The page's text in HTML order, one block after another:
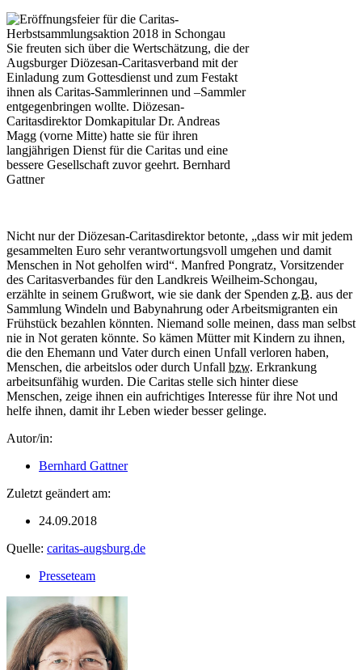
Sie freuten sich über die Wertschätzung, die der
Augsburger Diözesan-Caritasverband mit der
Einladung zum Gottesdienst und zum Festakt
ihnen als Caritas-Sammlerinnen und –Sammler
entgegenbringen wollte. Diözesan-
Caritasdirektor Domkapitular Dr. Andreas
Magg (vorne Mitte) hatte sie für ihren
langjährigen Dienst für die Caritas und eine
bessere Gesellschaft zuvor geehrt. Bernhard
Gattner
Nicht nur der Diözesan-Caritasdirektor betonte, „dass wir mit jedem
gesammelten Euro sehr verantwortungsvoll umgehen und damit
Menschen in Not geholfen wird“. Manfred Pongratz, Vorsitzender
des Caritasverbandes für den Landkreis Weilheim-Schongau,
erzählte in seinem Grußwort, wie sie dank der Spenden z.B. aus der
Sammlung Windeln und Babynahrung oder Arbeitsmigranten ein
Frühstück bezahlen könnten. Niemand solle meinen, dass man selbst
nie in Not geraten könnte. So kämen Mütter mit Kindern zu ihnen,
die den Ehemann und Vater durch einen Unfall verloren haben,
Menschen, die arbeitslos oder durch Unfall bzw. Erkrankung
arbeitsunfähig wurden. Die Caritas stelle sich hinter diese
Menschen, zeige ihnen ein aufrichtiges Interesse für ihre Not und
helfe ihnen, damit ihr Leben wieder besser gelinge.
Autor/in:
Bernhard Gattner
Zuletzt geändert am:
24.09.2018
Quelle: caritas-augsburg.de
Presseteam